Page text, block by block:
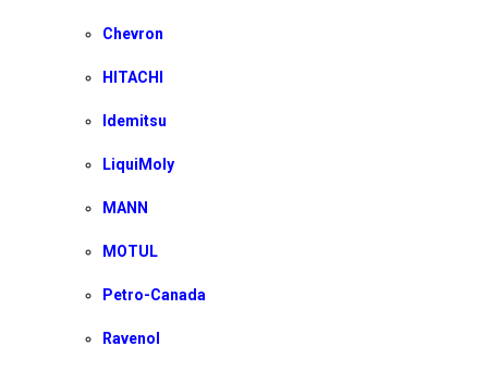
Chevron
HITACHI
Idemitsu
LiquiMoly
MANN
MOTUL
Petro-Canada
Ravenol